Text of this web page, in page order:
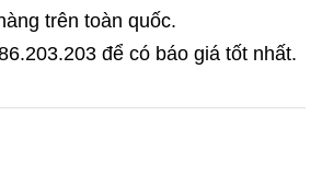
trên toàn quốc.
để có báo giá tốt nhất.